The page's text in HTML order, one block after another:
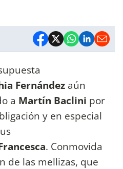
Fernández aún
a Martín Baclini por
y en especial
. Conmovida
de las mellizas, que